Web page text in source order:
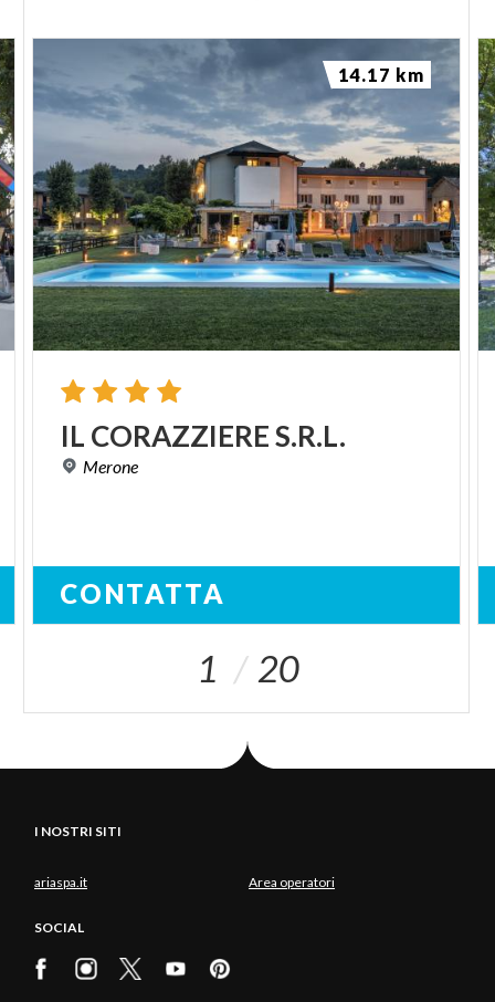
IL CORAZZIERES.R.L.
Merone
CONTATTA
14.17 km
1 20
I NOSTRI SITI
ariaspa.it Area operatori
SOCIAL